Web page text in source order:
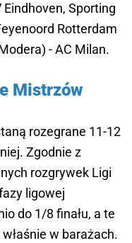
Sporting
Rotterdam
- AC Milan.
Mistrzów
rozegrane 11-12
Zgodnie z
rozgrywek Ligi
ligowej
do 1/8 finału, a te
w barażach.